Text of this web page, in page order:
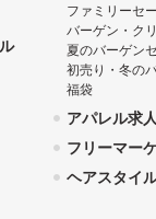
ファミリーセ
バーゲン・ク
夏のバーゲン
初売り・冬の
福袋
アパレル求
フリーマー
ヘアスタイ